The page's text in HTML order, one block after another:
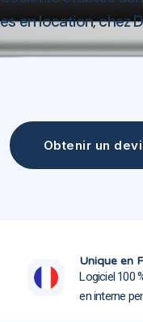
en location, chez
Obtenir un
Unique en
Logiciel 100
en interne